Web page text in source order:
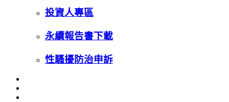
投資人專區
永續報告書下載
性騷擾防治申訴